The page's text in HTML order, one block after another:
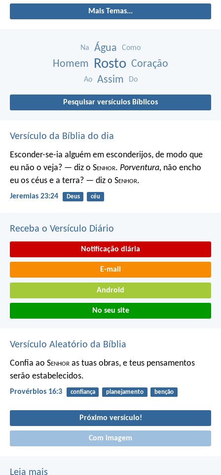
Mais Temas...
Na Água Como
Homem Rosto Coração
Ao Assim Do
Pesquisar versículos Bíblicos
Versículo da Bíblia do dia
Esconder-se-ia alguém em esconderijos, de modo que
eu não o veja? — diz o Senhor. Porventura, não encho
eu os céus e a terra? — diz o Senhor.
Jeremias 23:24 Deus céu
Receba o Versículo Diário
Notificação diária
E-mail
Android
No seu site
Versículo Aleatório da Bíblia
Confia ao Senhor as tuas obras, e teus pensamentos
serão estabelecidos.
Provérbios 16:3 confiança planejamento benção
Próximo versículo!
Com imagem
Leia mais